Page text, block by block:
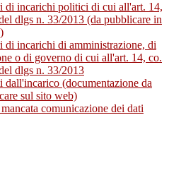
di incarichi politici di cui all'art. 14,
dlgs n. 33/2013 (da pubblicare in
di incarichi di amministrazione, di
o di governo di cui all'art. 14, co.
dlgs n. 33/2013
dall'incarico (documentazione da
sul sito web)
comunicazione dei dati